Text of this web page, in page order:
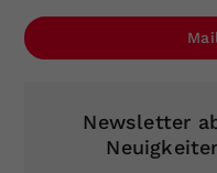
Newsletter